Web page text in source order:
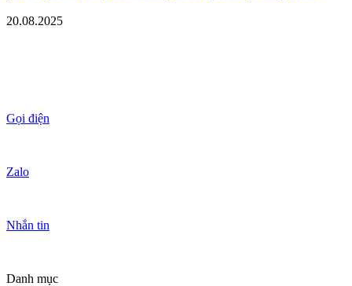
20.08.2025
Gọi điện
Zalo
Nhắn tin
Danh mục